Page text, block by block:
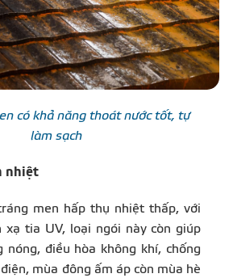
có khả năng thoát nước tốt, tự
làm sạch
nhiệt
men hấp thụ nhiệt thấp, với
xạ tia UV, loại ngói này còn giúp
nóng, điều hòa không khí, chống
mùa đông ấm áp còn mùa hè